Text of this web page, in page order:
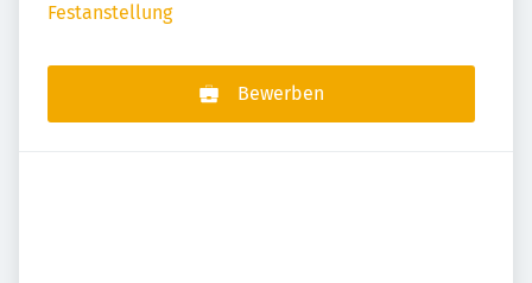
Festanstellung
Bewerben